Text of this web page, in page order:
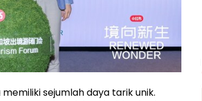
sejumlah daya tarik unik.